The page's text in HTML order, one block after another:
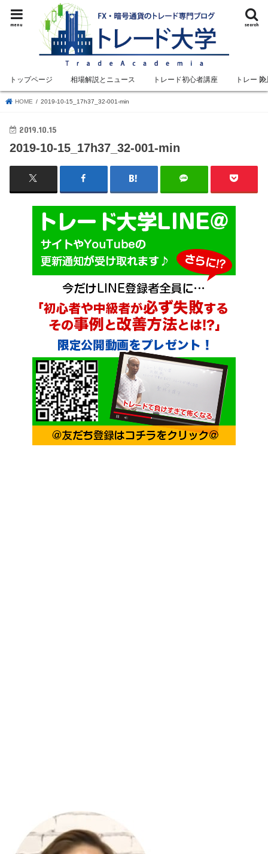
search
menu
トップページ 相場解説とニュース トレード初心者講座 トレード
HOME 2019-10-15_17h37_32-001-min
2019.10.15
2019-10-15_17h37_32-001-min